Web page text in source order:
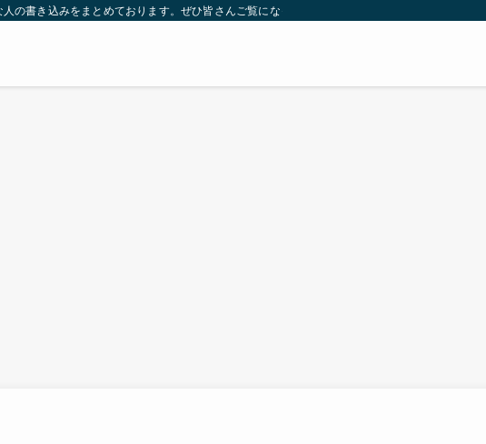
の書き込みをまとめております。ぜひ皆さんご覧になっていってください。